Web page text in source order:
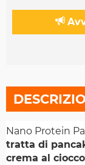
Nano Protein
tratta di
crema al